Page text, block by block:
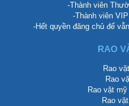
-Thành viên
-Thành viên
-Hết quyền đăng chủ để
RAO
Rao
Rao
Rao vặt
Rao